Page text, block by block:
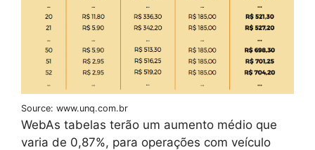
Source: www.unq.com.br
WebAs tabelas terão um aumento médio que
varia de 0,87%, para operações com veículo